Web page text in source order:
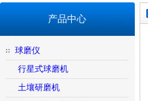
产品中心
球磨仪
行星式球磨机
土壤研磨机